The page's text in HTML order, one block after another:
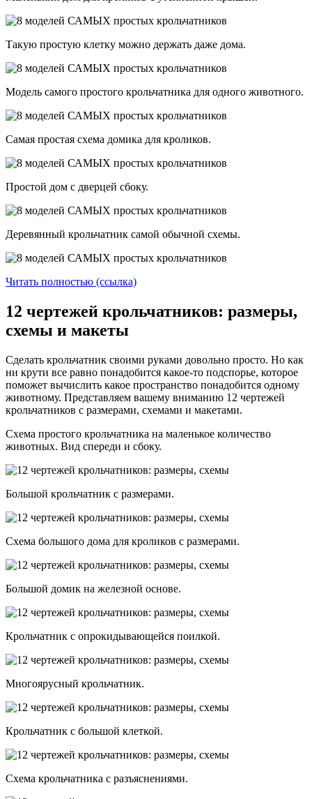
Такую простую клетку можно держать даже дома.
Модель самого простого крольчатника для одного животного.
Самая простая схема домика для кроликов.
Простой дом с дверцей сбоку.
Деревянный крольчатник самой обычной схемы.
Читать полностью (ссылка)
12 чертежей крольчатников: размеры,
схемы и макеты
Сделать крольчатник своими руками довольно просто. Но как
ни крути все равно понадобится какое-то подспорье, которое
поможет вычислить какое пространство понадобится одному
животному. Представляем вашему вниманию 12 чертежей
крольчатников с размерами, схемами и макетами.
Схема простого крольчатника на маленькое количество
животных. Вид спереди и сбоку.
Большой крольчатник с размерами.
Схема большого дома для кроликов с размерами.
Большой домик на железной основе.
Крольчатник с опрокидывающейся поилкой.
Многоярусный крольчатник.
Крольчатник с большой клеткой.
Схема крольчатника с разъяснениями.